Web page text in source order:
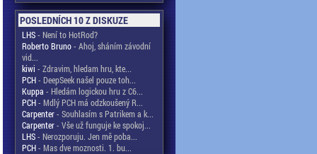
POSLEDNÍCH 10 Z DISKUZE
LHS- Není to HotRod?
Roberto Bruno- Ahoj, sháním závodní
vid...
kiwi - Zdravim, hledam hru, kte...
PCH- DeepSeek našel pouze toh...
Kuppa - Hledám logickou hru z C6...
PCH- Mdlý PCH má odzkoušený R...
Carpenter- Souhlasím s Patrikem a k...
Carpenter- Vše už funguje ke spokoj...
LHS- Nerozporuju. Jen mě poba...
PCH- Mas dve moznosti. 1. bu...